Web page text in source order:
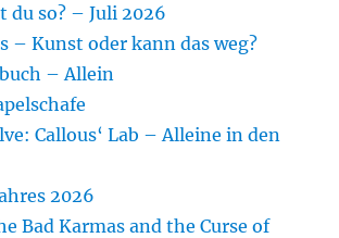
du so? – Juli 2026
– Kunst oder kann das weg?
– Allein
Callous‘ Lab – Alleine in den
2026
Bad Karmas and the Curse of